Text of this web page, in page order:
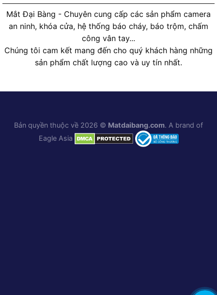
Mắt Đại Bàng - Chuyên cung cấp các sản phẩm camera
an ninh, khóa cửa, hệ thống báo cháy, báo trộm, chấm
công vân tay...
Chúng tôi cam kết mang đến cho quý khách hàng những
sản phẩm chất lượng cao và uy tín nhất.
Bản quyền thuộc về 2026 © Matdaibang.com. A brand of
Eagle Asia